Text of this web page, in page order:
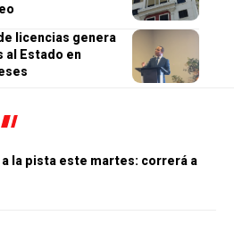
licencias genera
al Estado en
la pista este martes: correrá a